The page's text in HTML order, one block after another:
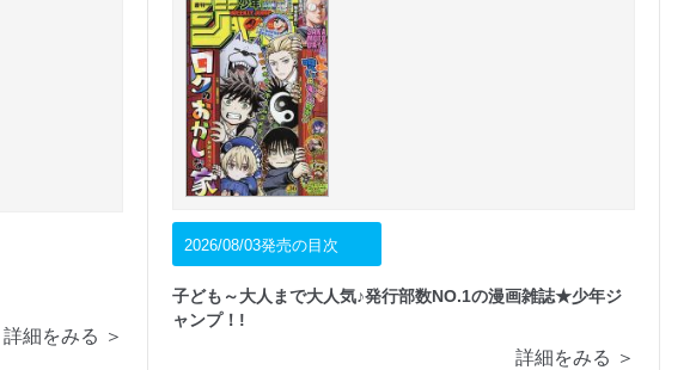
詳細をみる ＞
2026/08/03発売の目次
子ども～大人まで大人気♪発行部数NO.1の漫画雑誌★少年ジ
ャンプ！!
詳細をみる ＞